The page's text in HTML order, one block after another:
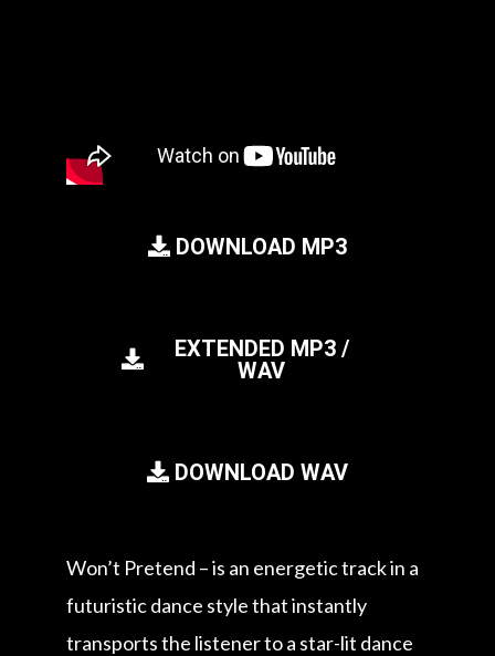
DOWNLOAD MP3
EXTENDED MP3 /
WAV
DOWNLOAD WAV
Won’t Pretend – is an energetic track in a
futuristic dance style that instantly
transports the listener to a star-lit dance